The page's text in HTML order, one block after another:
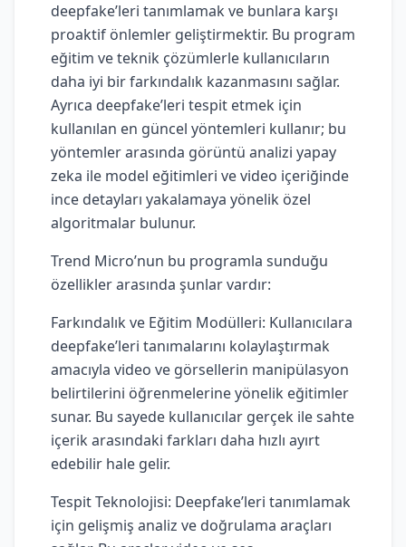
deepfake’leri tanımlamak ve bunlara karşı
proaktif önlemler geliştirmektir. Bu program
eğitim ve teknik çözümlerle kullanıcıların
daha iyi bir farkındalık kazanmasını sağlar.
Ayrıca deepfake’leri tespit etmek için
kullanılan en güncel yöntemleri kullanır; bu
yöntemler arasında görüntü analizi yapay
zeka ile model eğitimleri ve video içeriğinde
ince detayları yakalamaya yönelik özel
algoritmalar bulunur.
Trend Micro’nun bu programla sunduğu
özellikler arasında şunlar vardır:
Farkındalık ve Eğitim Modülleri: Kullanıcılara
deepfake’leri tanımalarını kolaylaştırmak
amacıyla video ve görsellerin manipülasyon
belirtilerini öğrenmelerine yönelik eğitimler
sunar. Bu sayede kullanıcılar gerçek ile sahte
içerik arasındaki farkları daha hızlı ayırt
edebilir hale gelir.
Tespit Teknolojisi: Deepfake’leri tanımlamak
için gelişmiş analiz ve doğrulama araçları